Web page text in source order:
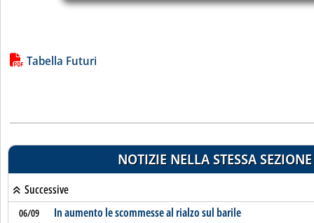
Lista allegati PDF alla notizia
Tabella Futuri
NOTIZIE NELLA STESSA SEZIONE
Successive
06/09 In aumento le scommesse al rialzo sul barile